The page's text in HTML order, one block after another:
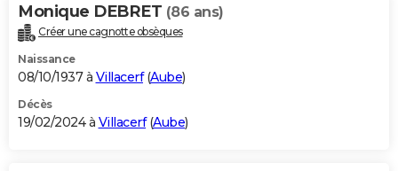
Monique DEBRET (86 ans)
Créer une cagnotte obsèques
Naissance
08/10/1937 à Villacerf(Aube)
Décès
19/02/2024 à Villacerf(Aube)